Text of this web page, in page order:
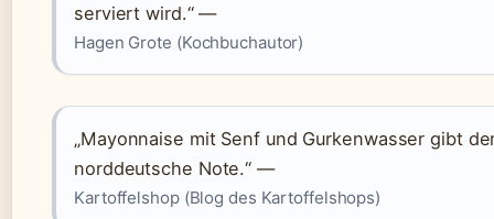
serviert wird.“ —
Hagen Grote (Kochbuchautor)
„Mayonnaise mit Senf und Gurkenwasser gibt
norddeutsche Note.“ —
Kartoffelshop (Blog des Kartoffelshops)